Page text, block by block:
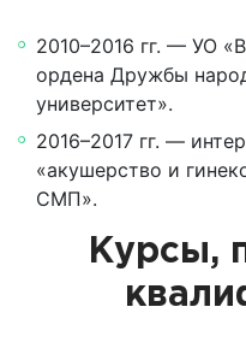
2010–2016 гг. — УО
ордена Дружбы
университет».
2016–2017 гг. —
«акушерство и
СМП».
Курсы,